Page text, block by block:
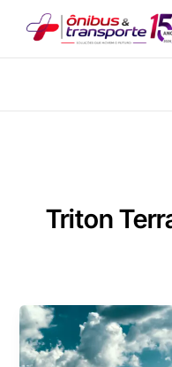
Triton